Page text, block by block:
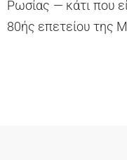
Ρωσίας — κάτι που
80ής επετείου της